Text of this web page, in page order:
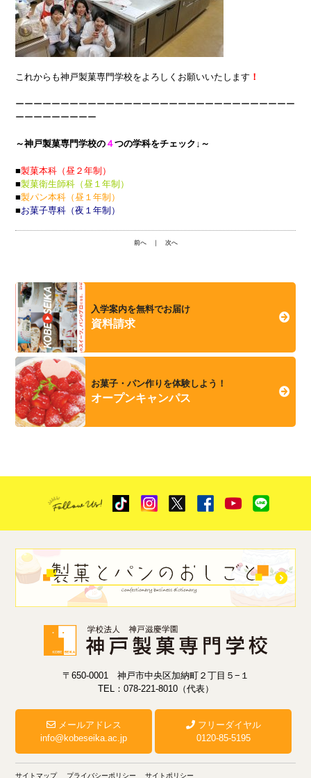
これからも神戸製菓専門学校をよろしくお願いいたします ！
ーーーーーーーーーーーーーーーーーーーーーーーーーーーーーーー
ーーーーーーーーー
～神戸製菓専門学校の ４つの学科をチェック↓～
■製菓本科（昼２年制）
■製菓衛生師科（昼１年制）
■製パン本科（昼１年制）
■お菓子専科（夜１年制）
前へ｜ 次へ
入学案内を無料でお届け
資料請求
お菓子・パン作りを体験しよう！
オープンキャンパス
〒650-0001 神戸市中央区加納町２丁目５−１
TEL：078-221-8010（代表）
メールアドレス
info@kobeseika.ac.jp
フリーダイヤル
0120-85-5195
サイトマップ プライバシーポリシー サイトポリシー